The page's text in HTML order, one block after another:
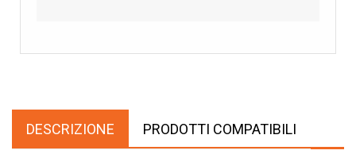
DESCRIZIONE PRODOTTI COMPATIBILI